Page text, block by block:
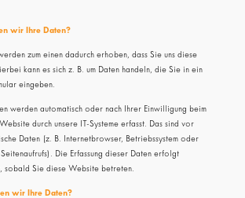
wir Ihre Daten?
zum einen dadurch erhoben, dass Sie uns diese
kann es sich z. B. um Daten handeln, die Sie in ein
eingeben.
werden automatisch oder nach Ihrer Einwilligung beim
durch unsere IT-Systeme erfasst. Das sind vor
Daten (z. B. Internetbrowser, Betriebssystem oder
Die Erfassung dieser Daten erfolgt
sobald Sie diese Website betreten.
wir Ihre Daten?